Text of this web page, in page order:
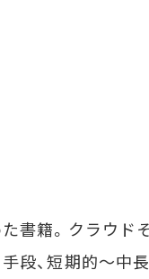
書籍。クラウド
段、短期的～中